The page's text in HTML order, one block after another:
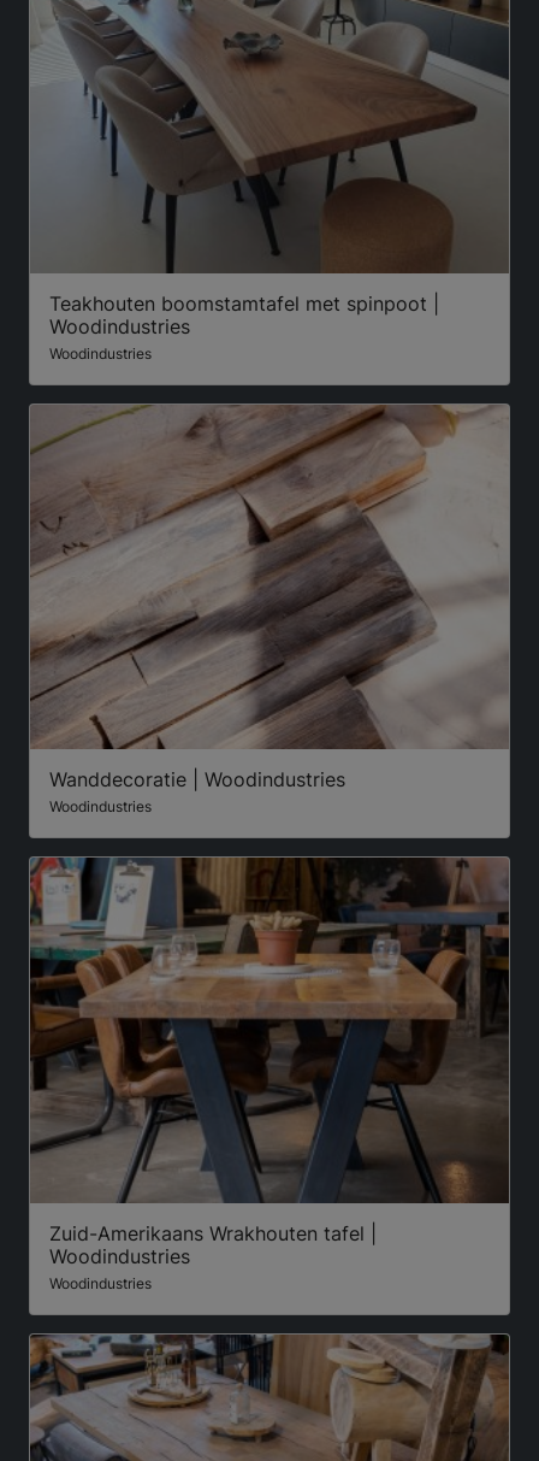
Teakhouten boomstamtafel met spinpoot |
Woodindustries
Woodindustries
Wanddecoratie | Woodindustries
Woodindustries
Zuid-Amerikaans Wrakhouten tafel |
Woodindustries
Woodindustries